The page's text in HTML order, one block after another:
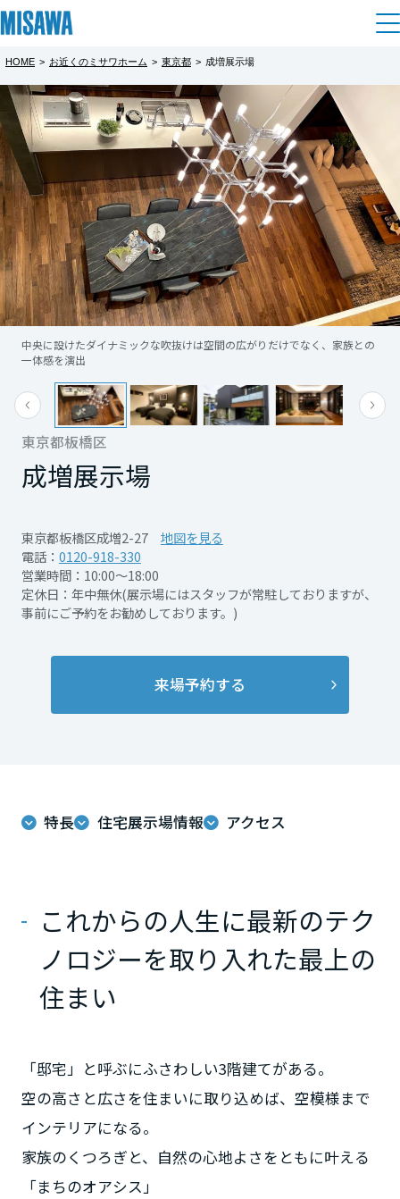
住まい
建てる [注文住宅]
商品ラインアップ
デザイン
テクノロジー（住まいの性能）
建築事例・建築実例
デザイナーズギャラリー
インテリア
住まいづくりガイド
買う
分譲住宅（建売・土地）検索
中古住宅検索
まいづくりを楽しく学べるデジタルラウンジです。
土地活用
個人のお客さま
賃貸住宅
賃貸併用住宅
店舗・各種施設
土地活用モデルルーム見学
土地活用実例
法人のお客さま
企業不動産活用（CRE）戦略
社宅建築
医療・介護・子育て・障がい福祉施設
これから土地活用・賃貸経営をご検討の方
土地活用の基礎から長期安定経営を目指すオーナー様まで、賃貸経営
リフォーム
戸建て・マンション
ミサワリフォームとは
リフォームの流れ
リフォームメニュー
リフォーム事例
事業用
事業用リノベーション
ホテル・旅館リフォーム
ホームラウンジ リフォーム
まちづくり
複合開発・投資開発
複合開発事業（ASMACI-アスマチ-）
再開発・官民連携事業
分譲マンション開発事業
収益不動産・投資開発事業
建築再生事業
事業用売買
のまちづくりを実現していきます。
オーナーサポート
サポートメニュー
住まいるりんぐ（ロングサポート）
保証制度
ミサワリフォーム
ご相談窓口
ツや、ミサワホームからの大切なお知らせなど配信しています。
業・IR情報
企業・IR
ニュース
MISAWAについて
ミサワホームグループ
IR情報
SDGs
ウエルネス事業
海外事業
展示場・イベント情報
カタログ請求
住まいのご相談
HOME > お近くのミサワホーム > 東京都 > 成増展示場
東京都板橋区
成増展示場
東京都板橋区成増2-27
地図を見る
電話： 0120-918-330
営業時間：10:00～18:00
定休日：年中無休(展示場にはスタッフが常駐しておりますが、
事前にご予約をお勧めしております。)
来場予約する
中央に設けたダイナミックな吹抜けは空間の広がりだけでなく、家族との
一体感を演出
上質で落ち着きのある寝室の隣にはとっておきのスペースが。ぜひ実際を
ご確認下さい。
特長 住宅展示場情報 アクセス
これからの人生に最新のテク
ノロジーを取り入れた最上の
住まい
「邸宅」と呼ぶにふさわしい3階建てがある。
空の高さと広さを住まいに取り込めば、空模様まで
インテリアになる。
家族のくつろぎと、自然の心地よさをともに叶える
「まちのオアシス」
都道府県を選択
北海道
東北
青森県
岩手県
宮城県
山形県
福島県
関東
栃木県
埼玉県
東京都
神奈川県